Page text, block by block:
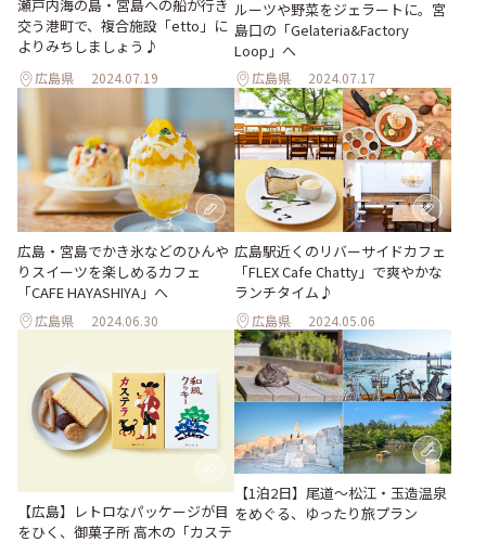
瀬戸内海の島・宮島への船が行き
交う港町で、複合施設「etto」に
よりみちしましょう♪
広島県 2024.07.19
ルーツや野菜をジェラートに。宮
島口の「Gelateria&Factory
Loop」へ
広島県 2024.07.17
広島・宮島でかき氷などのひんや
りスイーツを楽しめるカフェ
「CAFE HAYASHIYA」へ
広島県 2024.06.30
広島駅近くのリバーサイドカフェ
「FLEX Cafe Chatty」で爽やかな
ランチタイム♪
広島県 2024.05.06
【広島】レトロなパッケージが目
をひく、御菓子所 高木の「カステ
【1泊2日】尾道～松江・玉造温泉
をめぐる、ゆったり旅プラン